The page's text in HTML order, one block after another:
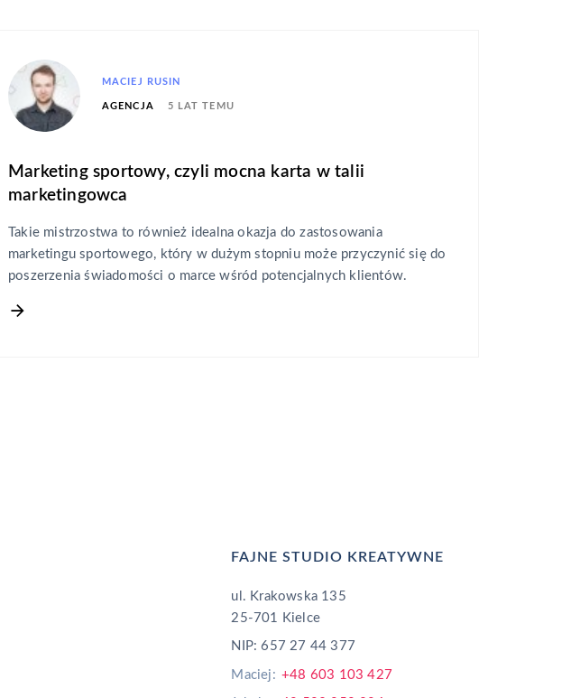
MACIEJ RUSIN
AGENCJA 5 LAT TEMU
Marketing sportowy, czyli mocna karta w talii
marketingowca
Takie mistrzostwa to również idealna okazja do zastosowania
marketingu sportowego, który w dużym stopniu może przyczynić się do
poszerzenia świadomości o marce wśród potencjalnych klientów.
FAJNE STUDIO KREATYWNE
ul. Krakowska 135
25-701 Kielce
NIP: 657 27 44 377
Maciej: +48 603 103 427